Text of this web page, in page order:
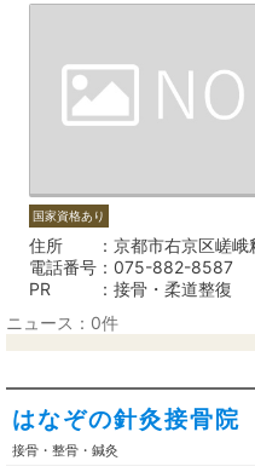
国家資格あり
住所
京都市右京区嵯
電話番号
075-882-8587
PR
接骨・柔道整復
ニュース：0件
はなぞの針灸接骨院
接骨・整骨・鍼灸